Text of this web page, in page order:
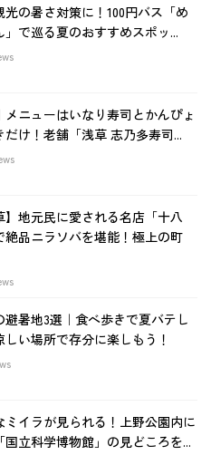
光の暑さ対策に！100円バス「め
」で巡る夏のおすすめスポッ...
メニューはいなり寿司とかんぴょ
だけ！老舗「浅草 志乃多寿司...
】地元民に愛される名店「十八
絶品ニラソバを堪能！極上の町
避暑地3選｜食べ歩きで夏バテし
しい場所で存分に楽しもう！
ミイラが見られる！上野公園内に
国立科学博物館」の見どころを...